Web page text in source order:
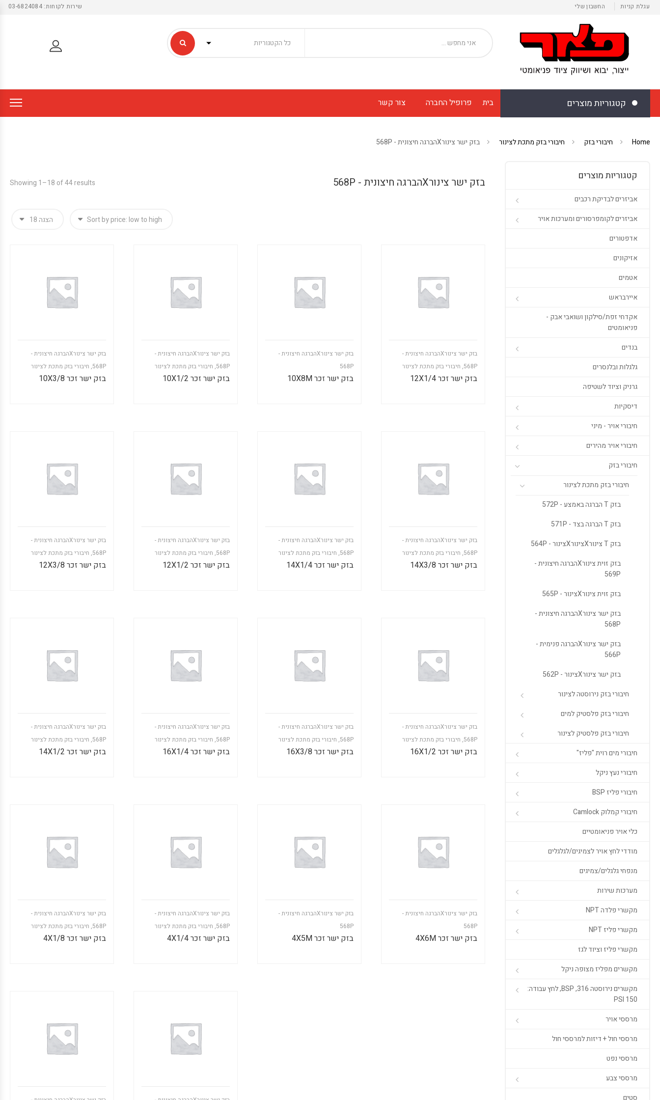
עגלת קניות החשבון שלי שירות לקוחות: 03-6824084
כל הקטגוריות
קטגוריות מוצרים בית פרופיל החברה צור קשר
Home חיבורי בזק חיבורי בזק מתכת לצינור בזק ישר צינורXהברגה חיצונית - 568P
בזק ישר צינורXהברגה חיצונית - 568P Showing 1–18 of 44 results
בזק ישר צינורXהברגה חיצונית -
568P
, חיבורי בזק מתכת לצינור
בזק ישר זכר 10X3/8
בזק ישר צינורXהברגה חיצונית -
568P
, חיבורי בזק מתכת לצינור
בזק ישר זכר 10X1/2
בזק ישר צינורXהברגה חיצונית -
568P
בזק ישר זכר 10X8M
בזק ישר צינורXהברגה חיצונית -
568P
, חיבורי בזק מתכת לצינור
בזק ישר זכר 12X1/4
בזק ישר צינורXהברגה חיצונית -
568P
, חיבורי בזק מתכת לצינור
בזק ישר זכר 12X3/8
בזק ישר צינורXהברגה חיצונית -
568P
, חיבורי בזק מתכת לצינור
בזק ישר זכר 12X1/2
בזק ישר צינורXהברגה חיצונית -
568P
, חיבורי בזק מתכת לצינור
בזק ישר זכר 14X1/4
בזק ישר צינורXהברגה חיצונית -
568P
, חיבורי בזק מתכת לצינור
בזק ישר זכר 14X3/8
בזק ישר צינורXהברגה חיצונית -
568P
, חיבורי בזק מתכת לצינור
בזק ישר זכר 14X1/2
בזק ישר צינורXהברגה חיצונית -
568P
, חיבורי בזק מתכת לצינור
בזק ישר זכר 16X1/4
בזק ישר צינורXהברגה חיצונית -
568P
, חיבורי בזק מתכת לצינור
בזק ישר זכר 16X3/8
בזק ישר צינורXהברגה חיצונית -
568P
, חיבורי בזק מתכת לצינור
בזק ישר זכר 16X1/2
בזק ישר צינורXהברגה חיצונית -
568P
, חיבורי בזק מתכת לצינור
בזק ישר זכר 4X1/8
בזק ישר צינורXהברגה חיצונית -
568P
, חיבורי בזק מתכת לצינור
בזק ישר זכר 4X1/4
בזק ישר צינורXהברגה חיצונית -
568P
בזק ישר זכר 4X5M
בזק ישר צינורXהברגה חיצונית -
568P
בזק ישר זכר 4X6M
קטגוריות מוצרים
אביזרים לבדיקת רכבים
אביזרים לקומפרסורים ומערכות אויר
אדפטורים
אזיקונים
אטמים
איירבראש
אקדחי זפת/סילקון ושואבי אבק -
פניאומטים
בנדים
גלגלות ובלנסרים
גרניק וציוד לשטיפה
דיסקיות
חיבורי אויר - מיני
חיבורי אויר מהירים
חיבורי בזק
חיבורי בזק מתכת לצינור
בזק T הברגה באמצע - 572P
בזק T הברגה בצד - 571P
בזק T צינורXצינורXצינור - 564P
בזק זוית צינורXהברגה חיצונית -
569P
בזק זוית צינורXצינור - 565P
בזק ישר צינורXהברגה חיצונית -
568P
בזק ישר צינורXהברגה פנימית -
566P
בזק ישר צינורXצינור - 562P
חיבורי בזק נירוסטה לצינור
חיבורי בזק פלסטיק למים
חיבורי בזק פלסטיק לצינור
חיבורי מים רוית "פליז"
חיבורי נעץ ניקל
חיבורי פליז BSP
חיבורי קמלוק Camlock
כלי אויר פניאומטיים
מודדי לחץ אויר לצמיגים/לגלגלים
מנפחי גלגלים/צמיגים
מערכות שירות
מקשרי פלדה NPT
מקשרי פליז NPT
מקשרי פליז וציוד לגז
מקשרים מפליז מצופה ניקל
מקשרים נירוסטה 316, BSP, לחץ עבודה:
150 PSI
מרססי אויר
מרססי חול + דיזות למרססי חול
מרססי נפט
מרססי צבע
סטים